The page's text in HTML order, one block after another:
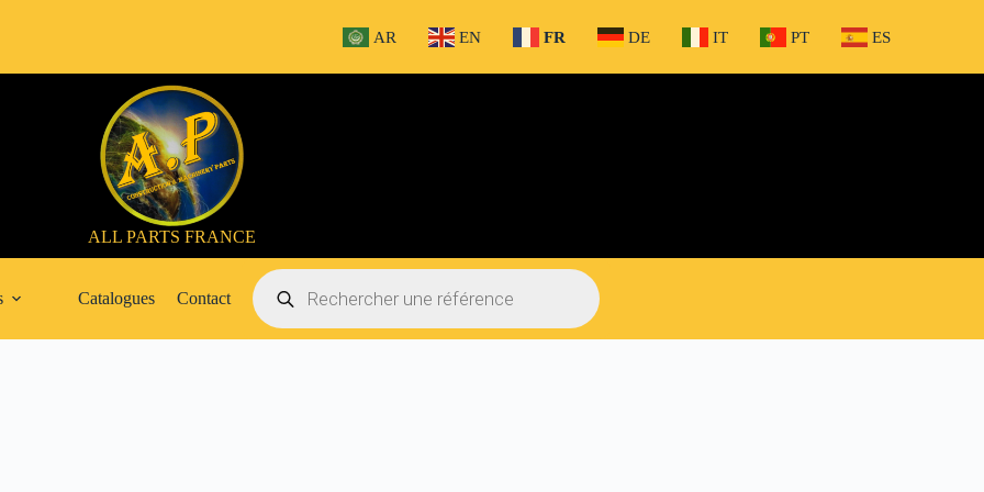
AR EN FR DE IT PT ES
ALL PARTS FRANCE
Catalogues Contact
Recherche
de
produits